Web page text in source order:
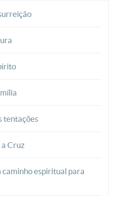
tentações
Cruz
espiritual para